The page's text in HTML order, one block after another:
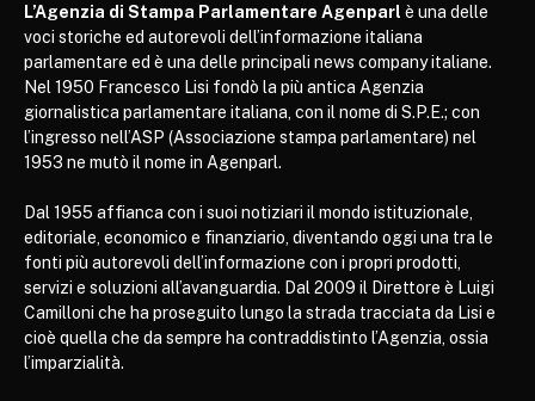
L’Agenzia di Stampa Parlamentare Agenparl è una delle
voci storiche ed autorevoli dell’informazione italiana
parlamentare ed è una delle principali news company italiane.
Nel 1950 Francesco Lisi fondò la più antica Agenzia
giornalistica parlamentare italiana, con il nome di S.P.E.; con
l’ingresso nell’ASP (Associazione stampa parlamentare) nel
1953 ne mutò il nome in Agenparl.
Dal 1955 affianca con i suoi notiziari il mondo istituzionale,
editoriale, economico e finanziario, diventando oggi una tra le
fonti più autorevoli dell’informazione con i propri prodotti,
servizi e soluzioni all’avanguardia. Dal 2009 il Direttore è Luigi
Camilloni che ha proseguito lungo la strada tracciata da Lisi e
cioè quella che da sempre ha contraddistinto l’Agenzia, ossia
l’imparzialità.